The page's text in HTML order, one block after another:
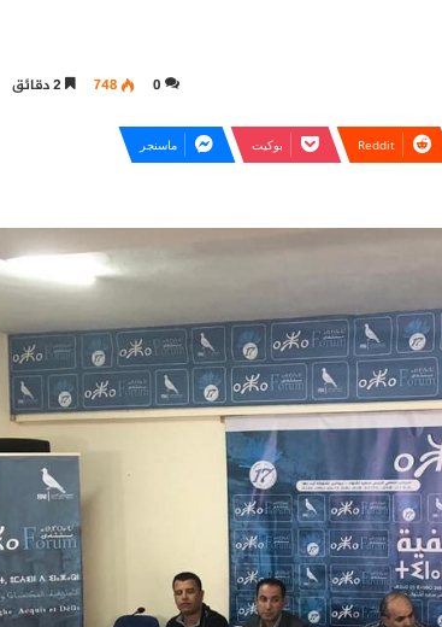
0
748
بوكيت ماسنجر